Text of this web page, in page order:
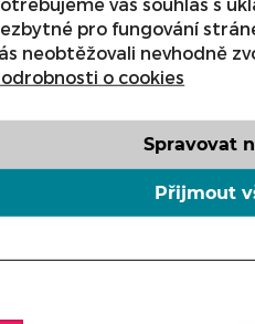
- LED
(nerez na požádání)
pro fungování
neobtěžovali nevhodně
o cookies
Spravovat
Přijmout